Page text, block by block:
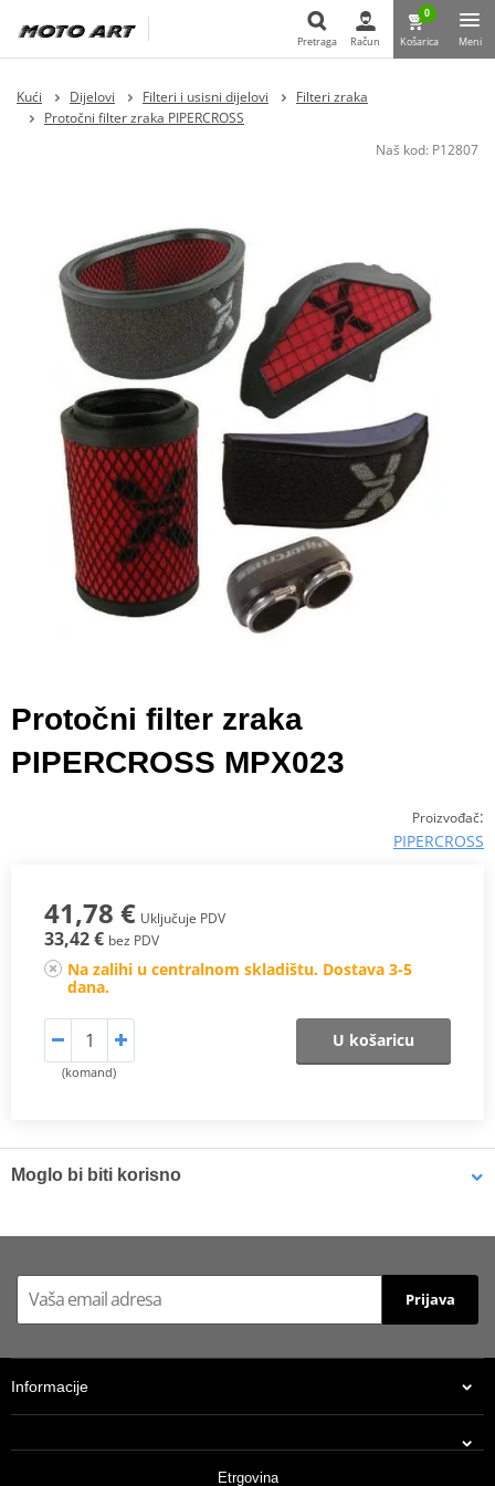
Pretraga Račun
0
Košarica Meni
Kući Dijelovi Filteri i usisni dijelovi
Filteri zraka
Protočni filter zraka PIPERCROSS
Naš kod: P12807
Protočni filter zraka
PIPERCROSS MPX023
Proizvođač:
PIPERCROSS
41,78 € Uključuje PDV
33,42 € bez PDV
Na zalihi u centralnom skladištu. Dostava 3-5
dana.
(komand)
U košaricu
Moglo bi biti korisno
Prijava
Informacije
Etrgovina